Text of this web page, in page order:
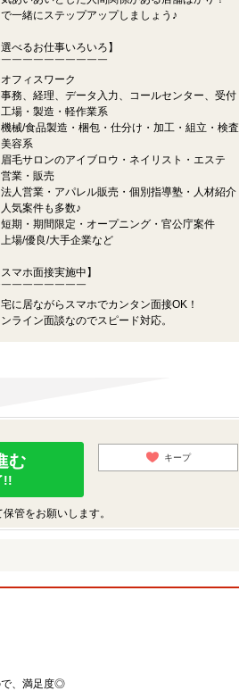
一緒にステップアップしましょう♪
選べるお仕事いろいろ】
￣￣￣￣￣￣￣￣￣
フィスワーク
務、経理、データ入力、コールセンター、受付
場・製造・軽作業系
械/食品製造・梱包・仕分け・加工・組立・検査
容系
毛サロンのアイブロウ・ネイリスト・エステ
業・販売
人営業・アパレル販売・個別指導塾・人材紹介
気案件も多数♪
期・期間限定・オープニング・官公庁案件
場/優良/大手企業など
スマホ面接実施中】
￣￣￣￣￣￣￣
に居ながらスマホでカンタン面接OK！
ライン面談なのでスピード対応。
む
!!
キープ
管をお願いします。
で、満足度◎